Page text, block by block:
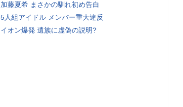
加藤夏希 まさかの馴れ初め告白
5人組アイドル メンバー重大違反
イオン爆発 遺族に虚偽の説明?